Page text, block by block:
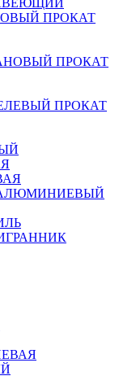
ПРОКАТ
ПРОКАТ
ПРОКАТ